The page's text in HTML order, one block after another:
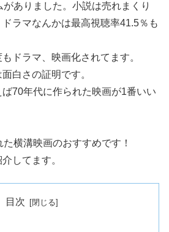
ありました。小説は売れまくり
ラマなんかは最高視聴率41.5％も
ドラマ、映画化されてます。
白さの証明です。
70年代に作られた映画が1番いい
横溝映画のおすすめです！
してます。
目次